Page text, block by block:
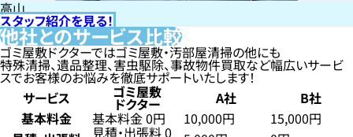
高山
スタッフ紹介を見る！
他社とのサービス比較
ゴミ屋敷ドクターではゴミ屋敷・汚部屋清掃の他にも
特殊清掃、遺品整理、害虫駆除、事故物件買取など幅広いサービ
スでお客様のお悩みを徹底サポートいたします！
サービス
ゴミ屋敷
ドクター A社
B社
基本料金
基本料金 0円 10,000円
15,000円
見積・出張料 0